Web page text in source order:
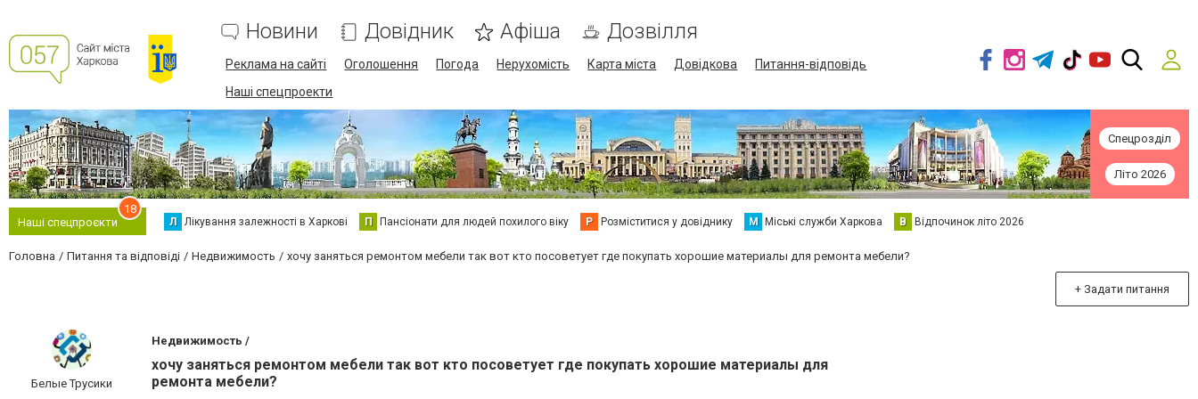
Новини Довідник Афіша Дозвілля
Реклама на сайті Оголошення Погода Нерухомість Карта міста Довідкова
Питання-відповідь
Наші спецпроекти
Спецрозділ
Літо 2026
Наші спецпроєкти
18
Л Лікування залежності в Харкові П Пансіонати для людей похилого віку Р Розміститися у довіднику М Міські служби Харкова В Відпочинок літо 2026
Головна Питання та відповіді Недвижимость хочу заняться ремонтом мебели так вот кто посоветует где покупать хорошие материалы для ремонта мебели?
+ Задати питання
Белые Трусики
Недвижимость /
хочу заняться ремонтом мебели так вот кто посоветует где покупать хорошие материалы для
ремонта мебели?